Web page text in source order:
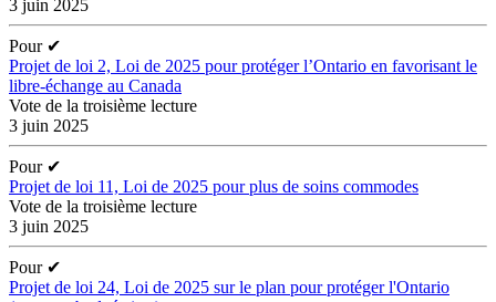
3 juin 2025
Pour ✔
Projet de loi 2, Loi de 2025 pour protéger l’Ontario en favorisant le
libre-échange au Canada
Vote de la troisième lecture
3 juin 2025
Pour ✔
Projet de loi 11, Loi de 2025 pour plus de soins commodes
Vote de la troisième lecture
3 juin 2025
Pour ✔
Projet de loi 24, Loi de 2025 sur le plan pour protéger l'Ontario